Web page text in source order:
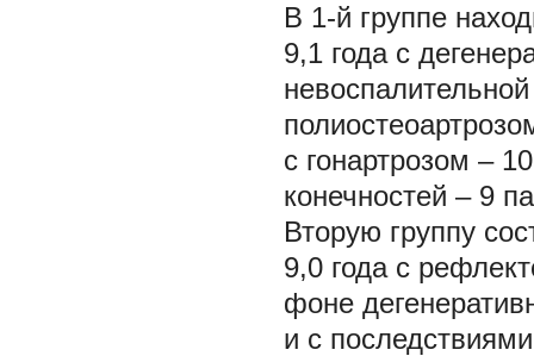
В 1-й группе
9,1 года с
с гонартрозом –
конечностей – 9
Вторую группу
9,0 года с
фоне
и с